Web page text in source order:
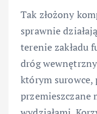
Tak złożony
sprawnie
terenie zakładu
dróg
którym
przemieszczane